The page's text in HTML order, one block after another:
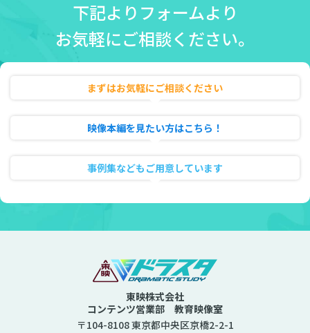
下記よりフォームより
お気軽にご相談ください。
まずはお気軽にご相談ください
映像本編を見たい方はこちら！
事例集などもご用意しています
東映株式会社
コンテンツ営業部 教育映像室
〒104-8108 東京都中央区京橋2-2-1